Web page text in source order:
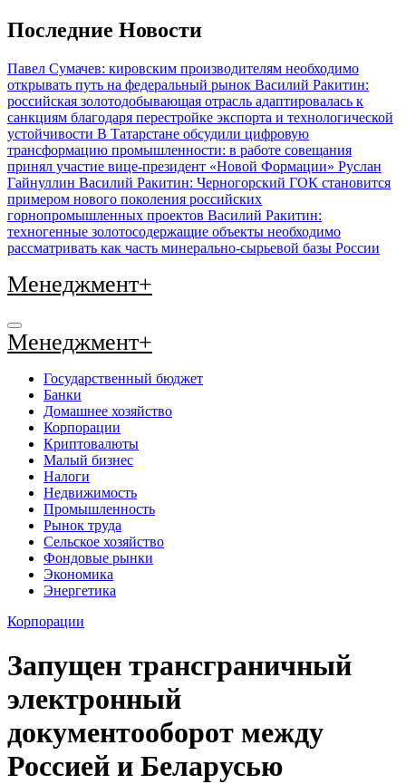
Перейти
к
Последние Новости
Павел Сумачев: кировским производителям необходимо
открывать путь на федеральный рынок Василий Ракитин:
российская золотодобывающая отрасль адаптировалась к
санкциям благодаря перестройке экспорта и технологической
устойчивости В Татарстане обсудили цифровую
трансформацию промышленности: в работе совещания
принял участие вице-президент «Новой Формации» Руслан
Гайнуллин Василий Ракитин: Черногорский ГОК становится
примером нового поколения российских
горнопромышленных проектов Василий Ракитин:
техногенные золотосодержащие объекты необходимо
рассматривать как часть минерально-сырьевой базы России
Менеджмент+
Менеджмент+
Государственный бюджет
Банки
Домашнее хозяйство
Корпорации
Криптовалюты
Малый бизнес
Налоги
Недвижимость
Промышленность
Рынок труда
Сельское хозяйство
Фондовые рынки
Экономика
Энергетика
Корпорации
Запущен трансграничный
электронный
документооборот между
Россией и Беларусью